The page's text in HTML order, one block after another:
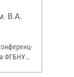
В.А.
ФГБНУ